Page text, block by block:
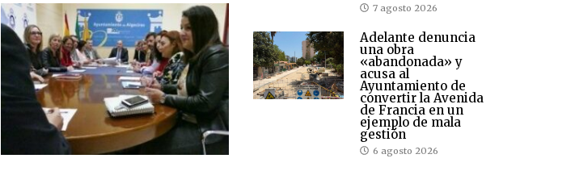
7 agosto 2026
Adelante denuncia
una obra
«abandonada» y
acusa al
Ayuntamiento de
convertir la Avenida
de Francia en un
ejemplo de mala
gestión
6 agosto 2026